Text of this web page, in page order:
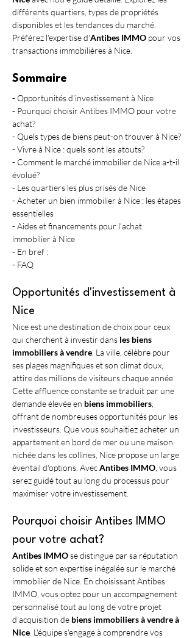
différents quartiers, types de propriétés
disponibles et les tendances du marché.
Préférez l'expertise d'Antibes IMMO pour vos
transactions immobilières à Nice.
Sommaire
- Opportunités d'investissement à Nice
- Pourquoi choisir Antibes IMMO pour votre
achat?
- Quels types de biens peut-on trouver à Nice?
- Vivre à Nice : quels sont les atouts?
- Comment le marché immobilier de Nice a-t-il
évolué?
- Les quartiers les plus prisés de Nice
- Acheter un bien immobilier à Nice : les étapes
essentielles
- Aides et financements pour l'achat
immobilier à Nice
- En bref :
- FAQ
Opportunités d'investissement à
Nice
Nice est une destination de choix pour ceux
qui cherchent à investir dans les biens
immobiliers à vendre . La ville, célèbre pour
ses plages magnifiques et son climat doux,
attire des millions de visiteurs chaque année.
Cette affluence constante se traduit par une
demande élevée en biens immobiliers
offrant de nombreuses opportunités pour les
investisseurs. Que vous souhaitiez acheter un
appartement en bord de mer ou une maison
nichée dans les collines, Nice propose un large
éventail d'options. Avec Antibes IMMO , vous
serez guidé tout au long du processus pour
maximiser votre investissement.
Pourquoi choisir Antibes IMMO
pour votre achat?
Antibes IMMO se distingue par sa réputation
solide et son expertise inégalée sur le marché
immobilier de Nice. En choisissant Antibes
IMMO, vous optez pour un accompagnement
personnalisé tout au long de votre projet
d'acquisition de biens immobiliers à vendre à
Nice . L'équipe s'engage à comprendre vos